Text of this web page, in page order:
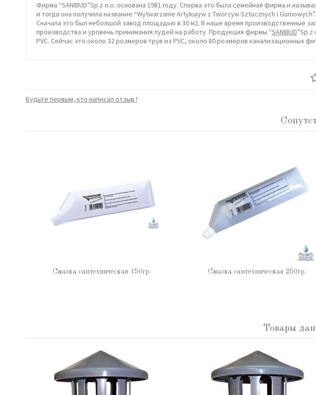
Фирма “SANIBUD”Sp.z o.o. основана 1981 году. Сперва это была семейная фирма и
и тогда она получила название “Wytwarzanie Artykuіуw z Tworzyw Sztucznych i
Сначала это был неболшой завод площадью в 30 м2. В наше время производственные
производства и уровень принимания лудей на работу. Продукция фирмы “SANIBUD”Sp.z
PVC. Сейчас это около 32 розмеров трув из PVC, около 80 розмеров канализационных
Будьте первым, кто написал отзыв !
Смазка сантехническая 150гр. Смазка сантехническая 250гр.
Товары